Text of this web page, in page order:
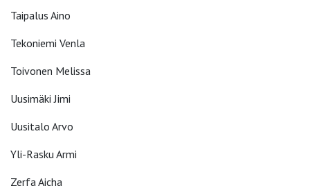
Taipalus Aino
Tekoniemi Venla
Toivonen Melissa
Uusimäki Jimi
Uusitalo Arvo
Yli-Rasku Armi
Zerfa Aicha